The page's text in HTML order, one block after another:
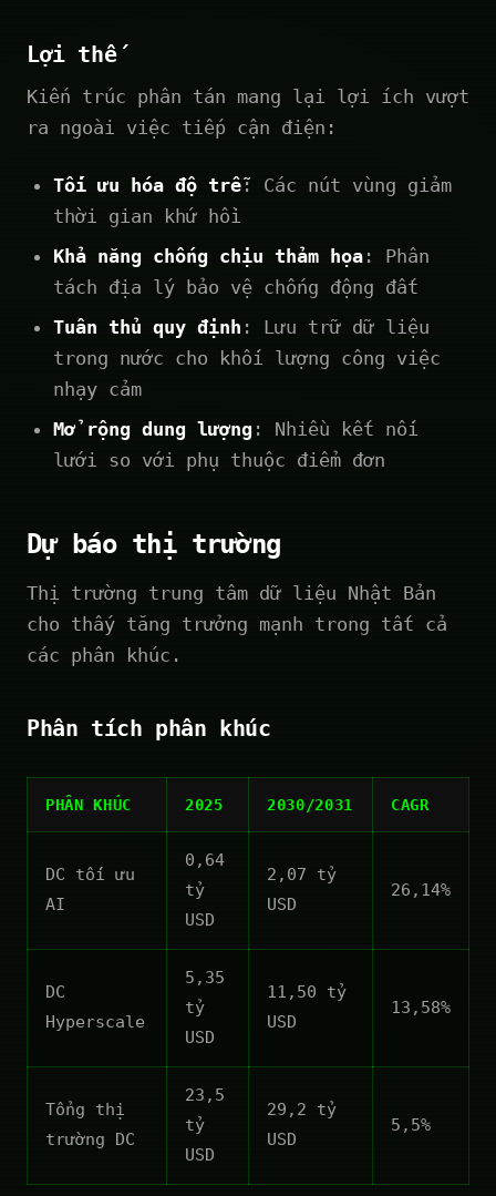
Lợi thế
Kiến trúc phân tán mang lại lợi ích vượt
ra ngoài việc tiếp cận điện:
Tối ưu hóa độ trễ: Các nút vùng giảm
thời gian khứ hồi
Khả năng chống chịu thảm họa : Phân
tách địa lý bảo vệ chống động đất
Tuân thủ quy định : Lưu trữ dữ liệu
trong nước cho khối lượng công việc
nhạy cảm
Mở rộng dung lượng : Nhiều kết nối
lưới so với phụ thuộc điểm đơn
Dự báo thị trường
Thị trường trung tâm dữ liệu Nhật Bản
cho thấy tăng trưởng mạnh trong tất cả
các phân khúc.
Phân tích phân khúc
PHÂN KHÚC 2025 2030/2031 CAGR
DC tối ưu
AI
0,64
tỷ
USD
2,07 tỷ
USD
26,14%
DC
Hyperscale
5,35
tỷ
USD
11,50 tỷ
USD
13,58%
Tổng thị
trường DC
23,5
tỷ
USD
29,2 tỷ
USD
5,5%